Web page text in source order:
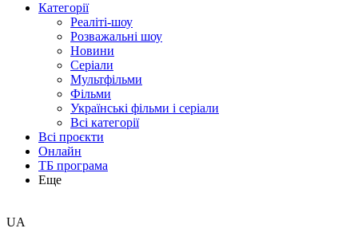
Категорії
Реаліті-шоу
Розважальні шоу
Новини
Серіали
Мультфільми
Фільми
Українські фільми і серіали
Всі категорії
Всі проєкти
Онлайн
ТБ програма
Еще
UA